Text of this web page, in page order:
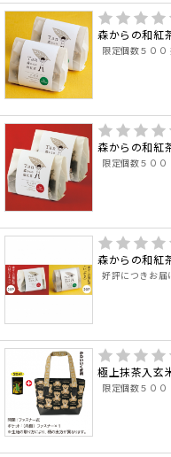
森からの和紅
限定個数５０
森からの和紅
限定個数５００
森からの和紅
好評につきお届
極上抹茶入玄
限定個数５００